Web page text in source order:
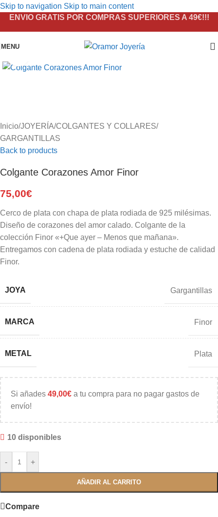
Skip to navigation Skip to main content
ENVIO GRATIS POR COMPRAS SUPERIORES A 49€!!!
MENU
Inicio/JOYERÍA/COLGANTES Y COLLARES/
GARGANTILLAS
Back to products
Colgante Corazones Amor Finor
75,00€
Cerco de plata con chapa de plata rodiada de 925 milésimas.
Diseño de corazones del amor calado. Colgante de la
colección Finor «+Que ayer – Menos que mañana».
Entregamos con cadena de plata rodiada y estuche de calidad
Finor.
JOYA Gargantillas
MARCA Finor
METAL Plata
Si añades 49,00€ a tu compra para no pagar gastos de
envío!
10 disponibles
- +
AÑADIR AL CARRITO
Compare